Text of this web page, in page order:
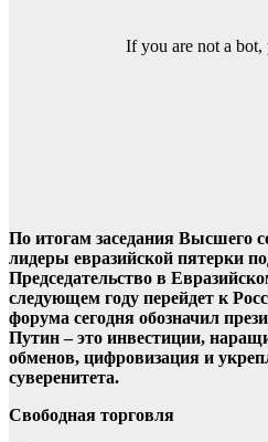
По итогам заседания Высшего
лидеры евразийской пятерки
Председательство в
следующем году перейдет к
форума сегодня обозначил
Путин – это инвестиции,
обменов, цифровизация и
суверенитета.
Свободная торговля